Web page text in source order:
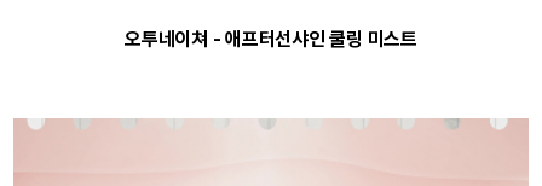
오투네이쳐 - 애프터선샤인 쿨링 미스트